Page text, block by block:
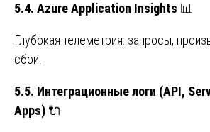
5.4. Azure Application Insights 📊
Глубокая телеметрия: запросы,
сбои.
5.5. Интеграционныелоги (API,
Apps) 🔌